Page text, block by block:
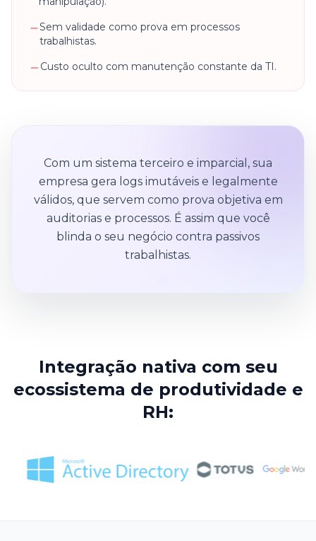
Sem validade como prova em processos
trabalhistas.
Custo oculto com manutenção constante da TI.
Com um sistema terceiro e imparcial, sua
empresa gera logs imutáveis e legalmente
válidos, que servem como prova objetiva em
auditorias e processos. É assim que você
blinda o seu negócio contra passivos
trabalhistas.
Integração nativa com seu
ecossistema de produtividade e
RH: